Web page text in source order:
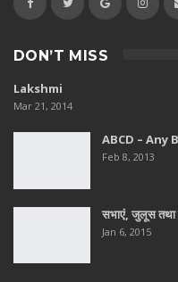
DON’T MISS
Lakshmi
Mar 21, 2014
ABCD – Any
Feb 8, 2013
सभाएं, जुलूस तथा
Jan 6, 2015